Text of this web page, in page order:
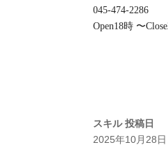
045-474-2286
Open18時 〜
スキル 投稿日
2025年10月28日